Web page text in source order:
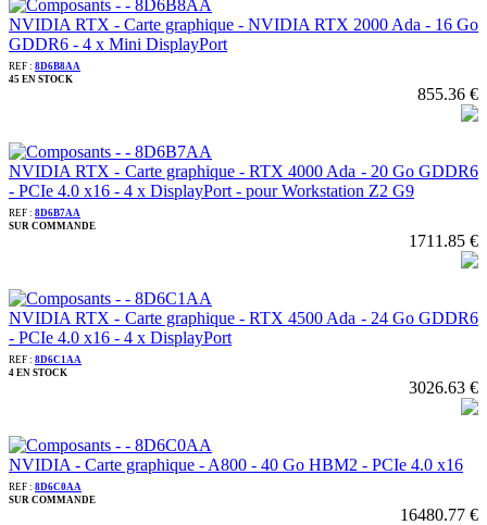
NVIDIA RTX - Carte graphique - NVIDIA RTX 2000 Ada - 16 Go
GDDR6 - 4 x Mini DisplayPort
REF : 8D6B8AA
45 EN STOCK
855.36 €
NVIDIA RTX - Carte graphique - RTX 4000 Ada - 20 Go GDDR6
- PCIe 4.0 x16 - 4 x DisplayPort - pour Workstation Z2 G9
REF : 8D6B7AA
SUR COMMANDE
1711.85 €
NVIDIA RTX - Carte graphique - RTX 4500 Ada - 24 Go GDDR6
- PCIe 4.0 x16 - 4 x DisplayPort
REF : 8D6C1AA
4 EN STOCK
3026.63 €
NVIDIA - Carte graphique - A800 - 40 Go HBM2 - PCIe 4.0 x16
REF : 8D6C0AA
SUR COMMANDE
16480.77 €